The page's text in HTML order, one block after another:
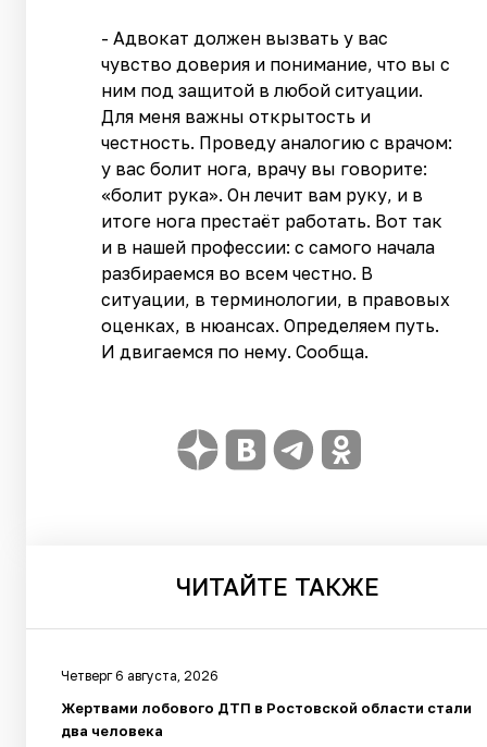
- Адвокат должен вызвать у вас
чувство доверия и понимание, что вы с
ним под защитой в любой ситуации.
Для меня важны открытость и
честность. Проведу аналогию с врачом:
у вас болит нога, врачу вы говорите:
«болит рука». Он лечит вам руку, и в
итоге нога престаёт работать. Вот так
и в нашей профессии: с самого начала
разбираемся во всем честно. В
ситуации, в терминологии, в правовых
оценках, в нюансах. Определяем путь.
И двигаемся по нему. Сообща.
ЧИТАЙТЕ ТАКЖЕ
Четверг 6 августа, 2026
Жертвами лобового ДТП в Ростовской области стали
два человека